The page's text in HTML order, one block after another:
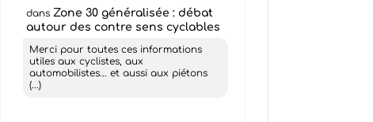
dans Zone 30 généralisée : débat
autour des contre sens cyclables
Merci pour toutes ces informations
utiles aux cyclistes, aux
automobilistes... et aussi aux piétons
(...)